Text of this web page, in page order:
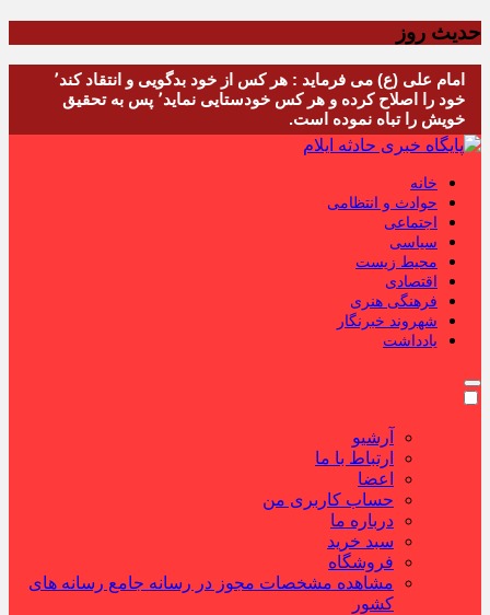
حدیث روز
امام علی (ع) می فرماید : هر کس از خود بدگویی و انتقاد کند٬
خود را اصلاح کرده و هر کس خودستایی نماید٬ پس به تحقیق
خویش را تباه نموده است.
خانه
حوادث و انتظامی
اجتماعی
سیاسی
محیط زیست
اقتصادی
فرهنگی هنری
شهروند خبرنگار
یادداشت
آرشیو
ارتباط با ما
اعضا
حساب کاربری من
درباره ما
سبد خرید
فروشگاه
مشاهده مشخصات مجوز در رسانه جامع رسانه های
کشور